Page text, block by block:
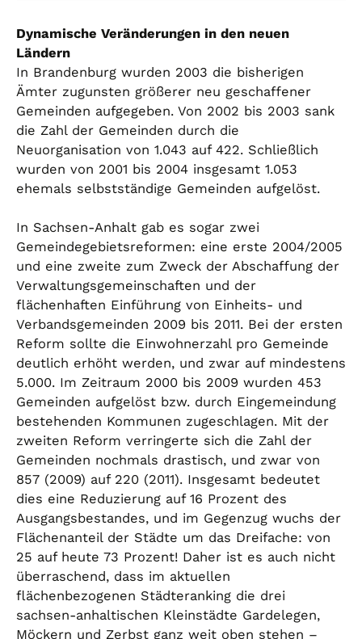
Dynamische Veränderungen in den neuen
Ländern
In Brandenburg wurden 2003 die bisherigen
Ämter zugunsten größerer neu geschaffener
Gemeinden aufgegeben. Von 2002 bis 2003 sank
die Zahl der Gemeinden durch die
Neuorganisation von 1.043 auf 422. Schließlich
wurden von 2001 bis 2004 insgesamt 1.053
ehemals selbstständige Gemeinden aufgelöst.
In Sachsen-Anhalt gab es sogar zwei
Gemeindegebietsreformen: eine erste 2004/2005
und eine zweite zum Zweck der Abschaffung der
Verwaltungsgemeinschaften und der
flächenhaften Einführung von Einheits- und
Verbandsgemeinden 2009 bis 2011. Bei der ersten
Reform sollte die Einwohnerzahl pro Gemeinde
deutlich erhöht werden, und zwar auf mindestens
5.000. Im Zeitraum 2000 bis 2009 wurden 453
Gemeinden aufgelöst bzw. durch Eingemeindung
bestehenden Kommunen zugeschlagen. Mit der
zweiten Reform verringerte sich die Zahl der
Gemeinden nochmals drastisch, und zwar von
857 (2009) auf 220 (2011). Insgesamt bedeutet
dies eine Reduzierung auf 16 Prozent des
Ausgangsbestandes, und im Gegenzug wuchs der
Flächenanteil der Städte um das Dreifache: von
25 auf heute 73 Prozent! Daher ist es auch nicht
überraschend, dass im aktuellen
flächenbezogenen Städteranking die drei
sachsen-anhaltischen Kleinstädte Gardelegen,
Möckern und Zerbst ganz weit oben stehen –